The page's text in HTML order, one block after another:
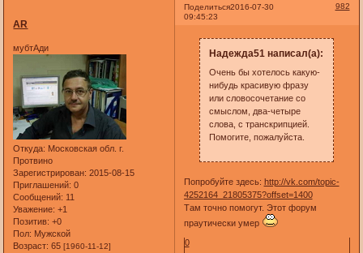
Поделиться 982
2016-07-30
09:45:23
AR
мубтАди
Откуда: Московская обл. г.
Протвино
Зарегистрирован: 2015-08-15
Приглашений: 0
Сообщений: 11
Уважение: +1
Позитив: +0
Пол: Мужской
Возраст: 65[1960-11-12]
Надежда51 написал(а):
Очень бы хотелось какую-
нибудь красивую фразу
или словосочетание со
смыслом, два-четыре
слова, с транскрипцией.
Помогите, пожалуйста.
Попробуйте здесь: http://vk.com/topic-
4252164_21805375?offset=1400
Там точно помогут. Этот форум
праутически умер
0